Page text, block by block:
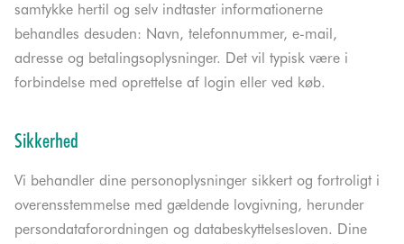
samtykke hertil og selv indtaster informationerne
behandles desuden: Navn, telefonnummer, e-mail,
adresse og betalingsoplysninger. Det vil typisk være i
forbindelse med oprettelse af login eller ved køb.
Sikkerhed
Vi behandler dine personoplysninger sikkert og fortroligt i
overensstemmelse med gældende lovgivning, herunder
persondataforordningen og databeskyttelsesloven. Dine